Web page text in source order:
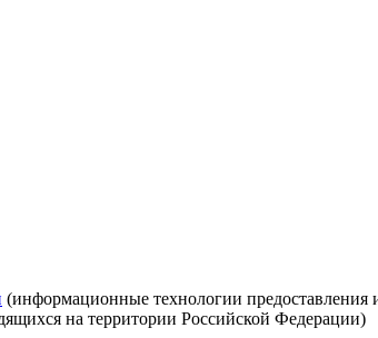
(информационные технологии предоставления
на территории Российской Федерации)